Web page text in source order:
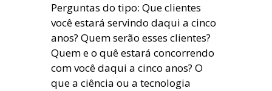
Perguntas do tipo: Que clientes
você estará servindo daqui a cinco
anos? Quem serão esses clientes?
Quem e o quê estará concorrendo
com você daqui a cinco anos? O
que a ciência ou a tecnologia